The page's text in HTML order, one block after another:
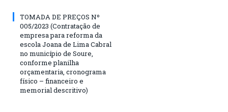
TOMADA DE PREÇOS Nº
005/2023 (Contratação de
empresa para reforma da
escola Joana de Lima Cabral
no município de Soure,
conforme planilha
orçamentaria, cronograma
físico – financeiro e
memorial descritivo)